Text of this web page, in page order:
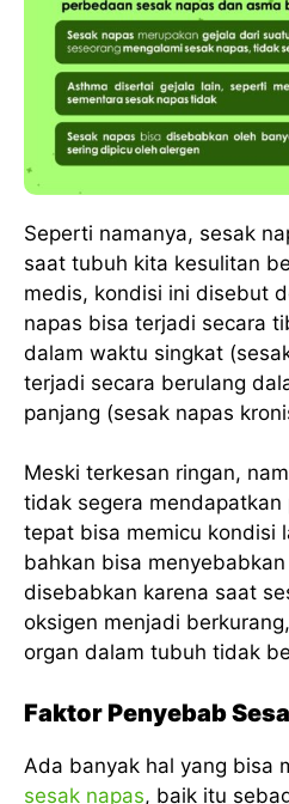
Seperti namanya, sesak
saat tubuh kita kesulitan
medis, kondisi ini disebut
napas bisa terjadi secara
dalam waktu singkat
terjadi secara berulang
panjang (sesak napas
Meski terkesan ringan,
tidak segera mendapatkan
tepat bisa memicu kondisi
bahkan bisa
disebabkan karena saat
oksigen menjadi
organ dalam tubuh tidak
Faktor Penyebab
Ada banyak hal yang bisa
sesak napas, baik itu